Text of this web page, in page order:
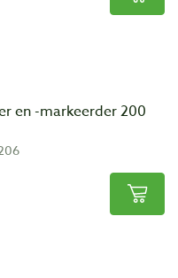
en -markeerder 200